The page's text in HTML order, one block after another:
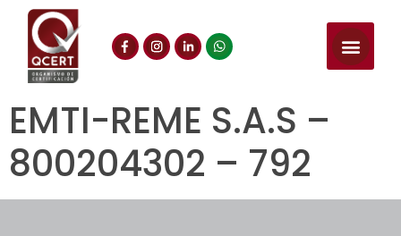
EMTI-REME S.A.S –
800204302 – 792